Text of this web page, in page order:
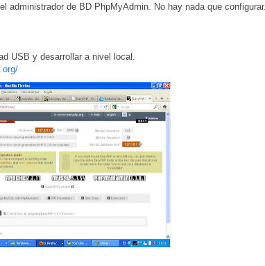
el administrador de BD PhpMyAdmin. No hay nada que configurar.
USB y desarrollar a nivel local.